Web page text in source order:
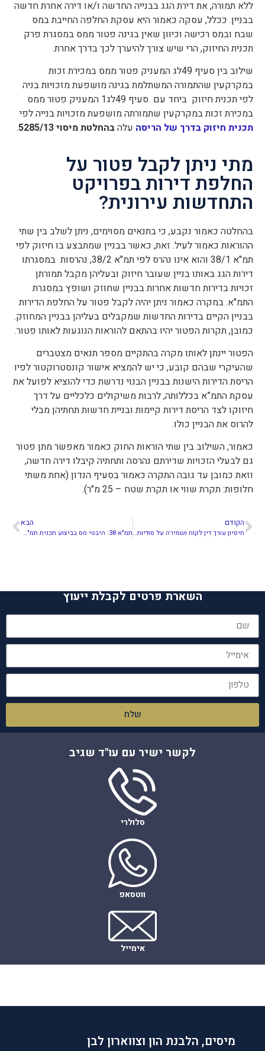
ללא תמורה, את דירת הגג בבנייה החדשה ו/או דירה אחרת חדשה
בבניין. ככלל, עסקה כאמור היא עסקת החלפה החייבת במס
שבח ובמס רכישה וכיוון שאין בגינה פטור ממס במסגרת פרק
תכנית החיזוק, הרי שיש צורך להיערך לכך בדרך אחרת.
שילוב בין סעיף 49לג המעניק פטור ממס במכירת זכות
במקרקעין שהתמורה המשתלמת בגינה מושפעת מזכויות בניה
לפי תכנית חיזוק ביחד עם סעיף 49לג1 המעניק פטור ממס
במכירת זכות במקרקעין שתמורתה מושפעת מזכויות בנייה לפי
תכנית חיזוק בדרך של הריסה עלהבהחלטת מיסוי 5285/13 .
מתי ניתן לקבל פטור על
החלפת דירות בפרויקט
התחדשות עירונית?
בהחלטה כאמור נקבע, כי בתנאים מסוימים, ניתן לשלב בין שתי
ההוראות כאמור לעיל. זאת, כאשר בבניין שמתבצע בו חיזוק לפי
תמ"א 38/1 והוא אינו נהרס לפי תמ"א 38/2, נהרסות במסגרתו
דירות הגג באותו בניין שעובר חיזוק ובעליהן מקבל תמורתן
זכויות בדירות חדשות אחרות בבניין שחוזק ושופץ במסגרת
התמ"א. במקרה כאמור ניתן יהיה לקבל פטור על החלפת הדירות
בבניין הקיים בדירות החדשות שמקבלים בעליהן בבניין המחוזק.
כמובן, תקרות הפטור יהיו בהתאם להוראות הנוגעות לאותו פטור.
הפטור יינתן לאותו מקרה בהתקיים מספר תנאים מצטברים
שהעיקרי שבהם קובע, כי יש להמציא אישור קונסטרוקטור לפיו
הריסת הדירות הישנות בבניין הבנוי נדרשת כדי להוציא לפועל את
עסקת התמ”א בכללותה, לרבות משיקולים כלכליים על דרך
חיזוקו לצד הריסת דירות קיימות ובניית חדשות תחתיהן מבלי
להרוס את הבניין כולו.
כאמור, השילוב בין שתי הוראות החוק כאמור מאפשר מתן פטור
גם לבעלי הזכויות שדירתם נהרסה ותחתיה קיבלו דירה חדשה,
וזאת כמובן עד גובה התקרה כאמור בסעיף הנדון (אחת משתי
חלופות: תקרת שווי או תקרת שטח – 25 מ"ר).
הקודם
חיסיון עורך דין לקוח ושמירה על סודיות מקצועית
הבא
תמ"א 38: היבטי מס בביצוע תכנית תמ"א המשלבת גם תב"ע
השארת פרטים לקבלת ייעוץ
שלח
לקשר ישיר עם עו"ד שגיב
סלולרי
ווטסאפ
אימייל
מיסים, הלבנת הון וצווארון לבן